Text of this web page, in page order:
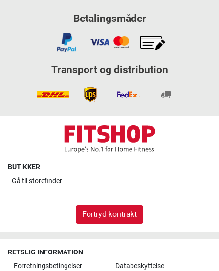
Betalingsmåder
Transport og distribution
BUTIKKER
Gå til storefinder
Fortryd kontrakt
RETSLIG INFORMATION
Forretningsbetingelser
Databeskyttelse